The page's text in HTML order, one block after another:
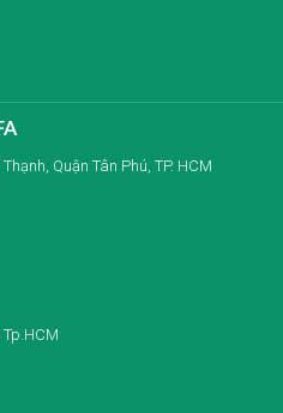
Quận Tân Phú, TP. HCM